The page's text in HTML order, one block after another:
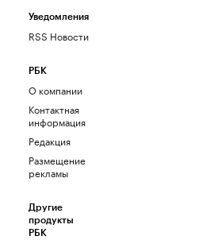
Уведомления
RSS Новости
РБК
О компании
Контактная
информация
Редакция
Размещение
рекламы
Другие
продукты
РБК